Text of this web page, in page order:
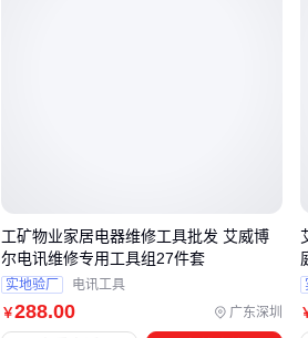
碎工艺则可能破坏氨基酸结
关键配套应聚焦两点：一
确保原料充分混合的同时
碎机，防止高速摩擦升温
￥288.00 广东深圳
工矿物业家居电器维修工具批发 艾威博
尔电讯维修专用工具组27件套
实地验厂 电讯工具